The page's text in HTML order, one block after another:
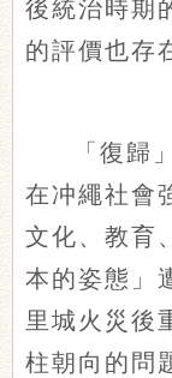
後統治時期
的評價也存
「復歸
在冲繩社會
文化、教育
本的姿態」
里城火災後
柱朝向的問